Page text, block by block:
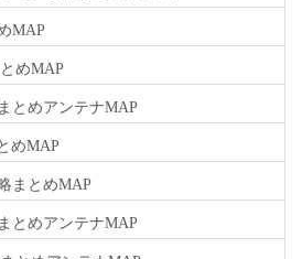
MAP
めMAP
とめアンテナMAP
めMAP
まとめMAP
とめアンテナMAP